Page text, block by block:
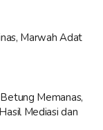
Marwah Adat
Memanas,
Mediasi dan